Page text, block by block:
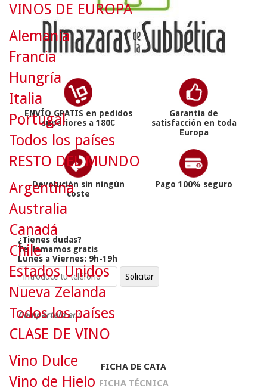
ENVÍO GRATIS en pedidos
superiores a 180€
Garantía de
satisfacción en toda
Europa
Devolución sin ningún
coste
Pago 100% seguro
¿Tienes dudas?
Te llamamos gratis
Lunes a Viernes: 9h-19h
Compártelo en:
FICHA DE CATA
FICHA TÉCNICA
VINOS DE EUROPA
Alemania
Francia
Hungría
Italia
Portugal
Todos los países
RESTO DEL MUNDO
Argentina
Australia
Canadá
Chile
Estados Unidos
Nueva Zelanda
Todos los países
CLASE DE VINO
Vino Dulce
Vino de Hielo